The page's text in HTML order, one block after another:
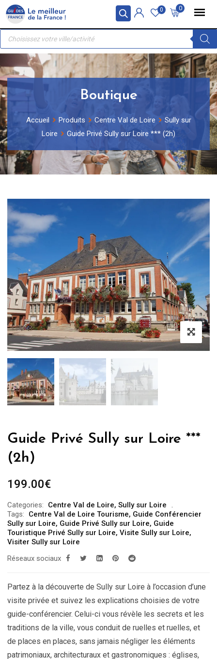
Panneau de gestion des cookies
Skip
content
0
0
Recherche
produits
Boutique
Accueil Produits Centre Val de Loire
Sully sur
Loire
Guide Privé Sully sur Loire *** (2h)
Guide Privé Sully sur Loire ***
(2h)
199.00€
Categories: Centre Val de Loire, Sully sur Loire
Tags:
Centre Val de Loire Tourisme, Guide Conférencier
Sully sur Loire, Guide Privé Sully sur Loire, Guide
Touristique Privé Sully sur Loire, Visite Sully sur Loire,
Visiter Sully sur Loire
Réseaux sociaux
Partez à la découverte de Sully sur Loire à l’occasion d’une
visite privée et suivez les explications choisies de votre
guide-conférencier. Celui-ci vous révèle les secrets et les
traditions de la ville, vous conduit de ruelles et ruelles, et
de places en places, sans jamais négliger les éléments
patrimoniaux, architecturaux et gastronomiques : églises,